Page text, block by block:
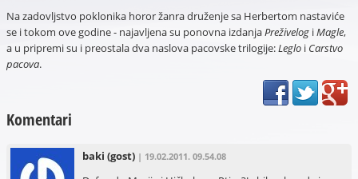
Na zadovljstvo poklonika horor žanra druženje sa Herbertom nastaviće
se i tokom ove godine - najavljena su ponovna izdanjaPreživelogiMagle,
a u pripremi su i preostala dva naslova pacovske trilogije:Legloi Carstvo
pacova.
Komentari
baki (gost) | 19.02.2011. 09.54.08